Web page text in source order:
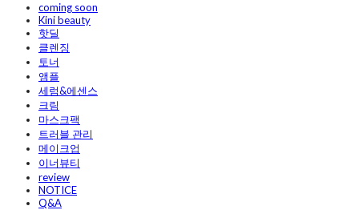
coming soon
Kini beauty
핫딜
클렌징
토너
앰플
세럼&에센스
크림
마스크팩
트러블 관리
메이크업
이너뷰티
review
NOTICE
Q&A